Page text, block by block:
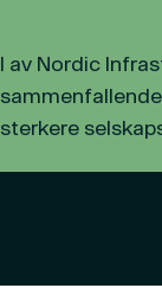
av Nordic